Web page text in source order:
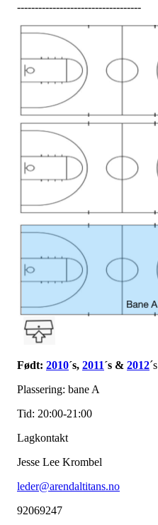
-----------------------------------
Født: 2010´s, 2011´s & 2012´s
Plassering: bane A
Tid: 20:00-21:00
Lagkontakt
Jesse Lee Krombel
leder@arendaltitans.no
92069247